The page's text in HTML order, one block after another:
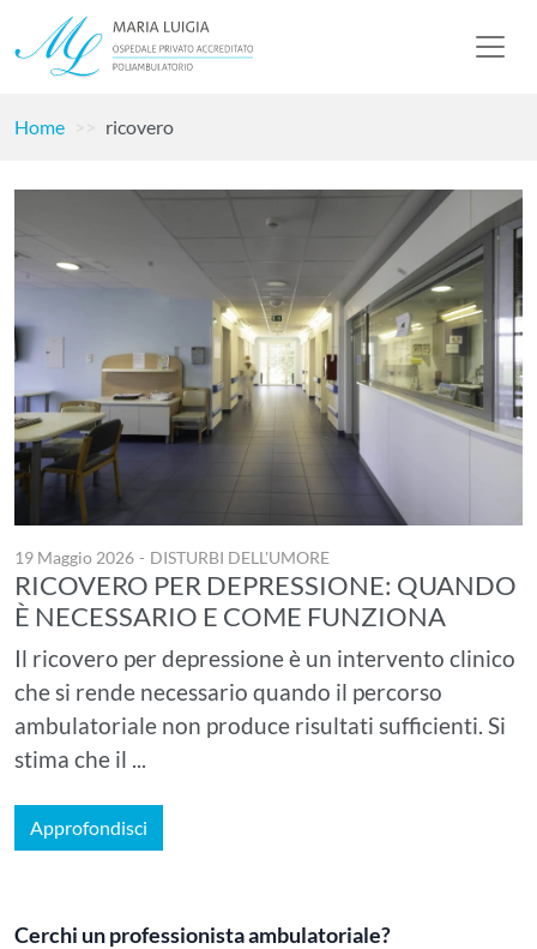
Home ricovero
19 Maggio 2026 - DISTURBI DELL'UMORE
RICOVERO PER DEPRESSIONE: QUANDO
È NECESSARIO E COME FUNZIONA
Il ricovero per depressione è un intervento clinico
che si rende necessario quando il percorso
ambulatoriale non produce risultati sufficienti. Si
stima che il ...
Approfondisci
Cerchi un professionista ambulatoriale?